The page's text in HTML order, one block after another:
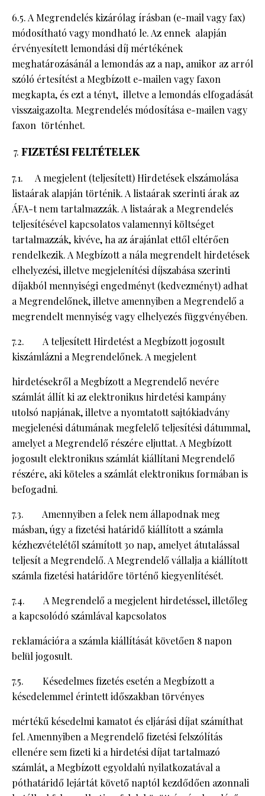
6.5. A Megrendelés kizárólag írásban (e-mail vagy fax)
módosítható vagy mondható le. Az ennek alapján
érvényesített lemondási díj mértékének
meghatározásánál a lemondás az a nap, amikor az arról
szóló értesítést a Megbízott e-mailen vagy faxon
megkapta, és ezt a tényt, illetve a lemondás elfogadását
visszaigazolta. Megrendelés módosítása e-mailen vagy
faxon történhet.
FIZETÉSI FELTÉTELEK
7.1. A megjelent (teljesített) Hirdetések elszámolása
listaárak alapján történik. A listaárak szerinti árak az
ÁFA-t nem tartalmazzák. A listaárak a Megrendelés
teljesítésével kapcsolatos valamennyi költséget
tartalmazzák, kivéve, ha az árajánlat ettől eltérően
rendelkezik. A Megbízott a nála megrendelt hirdetések
elhelyezési, illetve megjelenítési díjszabása szerinti
díjakból mennyiségi engedményt (kedvezményt) adhat
a Megrendelőnek, illetve amennyiben a Megrendelő a
megrendelt mennyiség vagy elhelyezés függvényében.
7.2. A teljesített Hirdetést a Megbízott jogosult
kiszámlázni a Megrendelőnek. A megjelent
hirdetésekről a Megbízott a Megrendelő nevére
számlát állít ki az elektronikus hirdetési kampány
utolsó napjának, illetve a nyomtatott sajtókiadvány
megjelenési dátumának megfelelő teljesítési dátummal,
amelyet a Megrendelő részére eljuttat. A Megbízott
jogosult elektronikus számlát kiállítani Megrendelő
részére, aki köteles a számlát elektronikus formában is
befogadni.
7.3. Amennyiben a felek nem állapodnak meg
másban, úgy a fizetési határidő kiállított a számla
kézhezvételétől számított 30 nap, amelyet átutalással
teljesít a Megrendelő. A Megrendelő vállalja a kiállított
számla fizetési határidőre történő kiegyenlítését.
7.4. A Megrendelő a megjelent hirdetéssel, illetőleg
a kapcsolódó számlával kapcsolatos
reklamációra a számla kiállítását követően 8 napon
belül jogosult.
7.5. Késedelmes fizetés esetén a Megbízott a
késedelemmel érintett időszakban törvényes
mértékű késedelmi kamatot és eljárási díjat számíthat
fel. Amennyiben a Megrendelő fizetési felszólítás
ellenére sem fizeti ki a hirdetési díjat tartalmazó
számlát, a Megbízott egyoldalú nyilatkozatával a
póthatáridő lejártát követő naptól kezdődően azonnali